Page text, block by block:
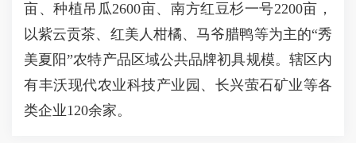
亩、种植吊瓜2600亩、南方红豆杉一号2200亩，
以紫云贡茶、红美人柑橘、马爷腊鸭等为主的“秀
美夏阳”农特产品区域公共品牌初具规模。辖区内
有丰沃现代农业科技产业园、长兴萤石矿业等各
类企业120余家。